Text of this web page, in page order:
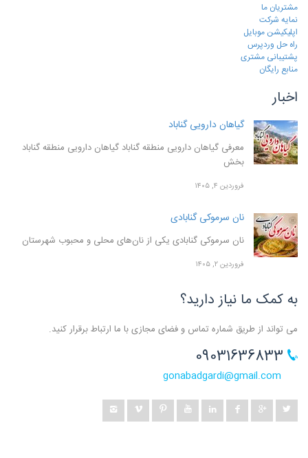
مشتریان ما
نمایه شرکت
اپلیکیشن موبایل
راه حل وردپرس
پشتیبانی مشتری
منابع رایگان
اخبار
گیاهان دارویی گناباد
معرفی گیاهان دارویی منطقه گناباد گیاهان دارویی منطقه گناباد
بخش
فروردین ۴, ۱۴۰۵
نان سرموکی گنابادی
نان سرموکی گنابادی یکی از نان‌های محلی و محبوب شهرستان
فروردین ۲, ۱۴۰۵
به کمک ما نیاز دارید؟
می تواند از طریق شماره تماس و فضای مجازی با ما ارتباط برقرار کنید.
gonabadgardi@gmail.com